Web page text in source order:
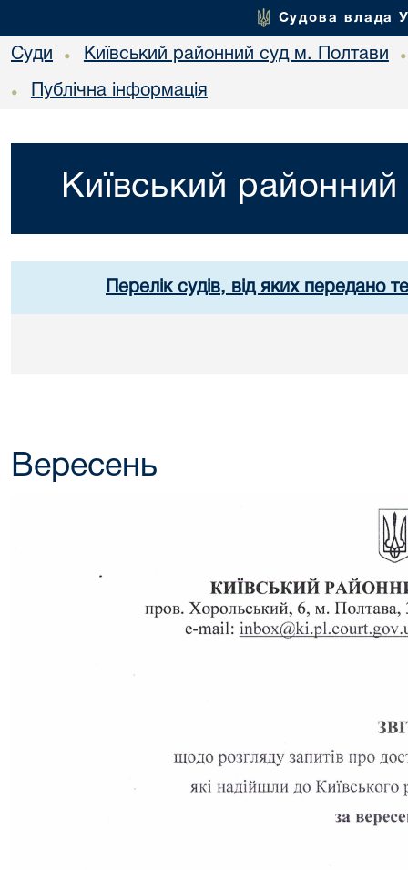
Судова влада
Суди • Київський районний суд м. Полтави •
• Публічна інформація
Київський
Перелік судів, від яких передано
Вересень